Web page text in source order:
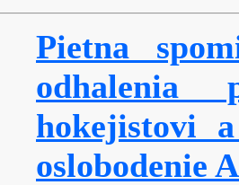
Pietna
odhalenia
hokejistovi
oslobodenie